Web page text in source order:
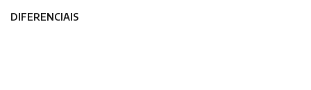
DIFERENCIAIS